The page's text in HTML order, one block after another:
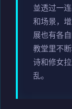
並透过一
和场景，
展也有各
教堂里不
诗和修女
乱。